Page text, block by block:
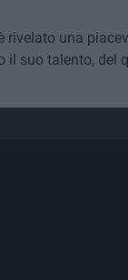
una
suo talento, del